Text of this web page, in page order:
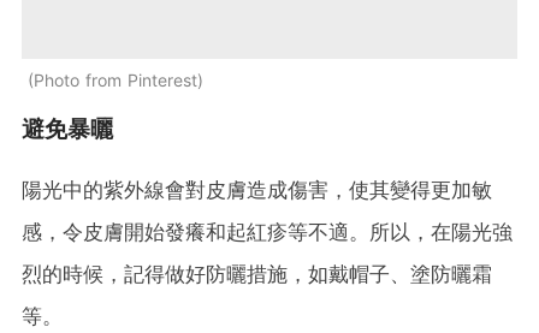
Photo from Pinterest
避免暴曬
陽光中的紫外線會對皮膚造成傷害，使其變得更加敏
感，令皮膚開始發癢和起紅疹等不適。所以，在陽光強
烈的時候，記得做好防曬措施，如戴帽子、塗防曬霜
等。